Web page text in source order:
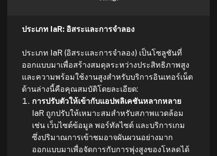
ประเภท IaR: อิสระและการจำลอง
ประเภท IaR (อิสระและการจำลอง) เป็นโซลูชันที่
ออกแบบมาเพื่อสร้างสมดุลระหว่างประสิทธิภาพสูง
และความพร้อมใช้งานสูงสำหรับบริการอินเทอร์เน็ต
ด้านล่างนี้คือคุณสมบัติโดยละเอียด:
การปรับตัวให้เข้ากับแอปพลิเคชันหลากหลาย
IaR ถูกปรับให้เหมาะสมสำหรับสภาพแวดล้อม
เช่น เว็บไซต์ข้อมูล พอร์ทัลไซต์ และบริการเกม
ซึ่งปริมาณการเข้าชมอาจผันผวนอย่างมาก
ออกแบบมาเพื่อจัดการกับการพุ่งสูงของโหลดได้